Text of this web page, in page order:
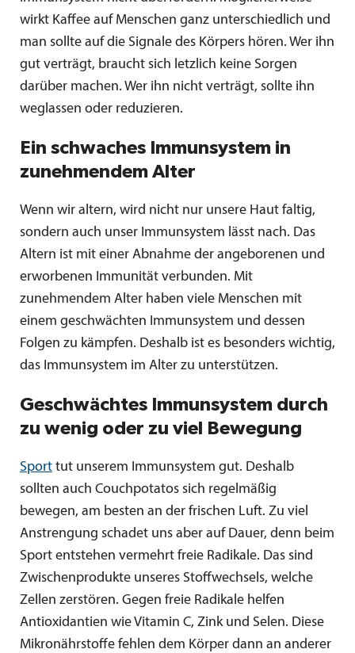
wirkt Kaffee auf Menschen ganz unterschiedlich und
man sollte auf die Signale des Körpers hören. Wer ihn
gut verträgt, braucht sich letzlich keine Sorgen
darüber machen. Wer ihn nicht verträgt, sollte ihn
weglassen oder reduzieren.
Ein schwaches Immunsystem in
zunehmendem Alter
Wenn wir altern, wird nicht nur unsere Haut faltig,
sondern auch unser Immunsystem lässt nach. Das
Altern ist mit einer Abnahme der angeborenen und
erworbenen Immunität verbunden. Mit
zunehmendem Alter haben viele Menschen mit
einem geschwächten Immunsystem und dessen
Folgen zu kämpfen. Deshalb ist es besonders wichtig,
das Immunsystem im Alter zu unterstützen.
Geschwächtes Immunsystem durch
zu wenig oder zu viel Bewegung
Sport tut unserem Immunsystem gut. Deshalb
sollten auch Couchpotatos sich regelmäßig
bewegen, am besten an der frischen Luft. Zu viel
Anstrengung schadet uns aber auf Dauer, denn beim
Sport entstehen vermehrt freie Radikale. Das sind
Zwischenprodukte unseres Stoffwechsels, welche
Zellen zerstören. Gegen freie Radikale helfen
Antioxidantien wie Vitamin C, Zink und Selen. Diese
Mikronährstoffe fehlen dem Körper dann an anderer